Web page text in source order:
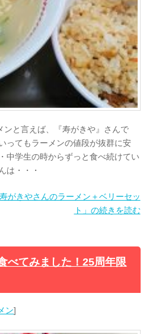
と言えば、『寿がきや』さんで
ってもラーメンの値段が抜群に安
中学生の時からずっと食べ続けてい
は・・・
がきやさんのラーメン＋ベリーセッ
ト」の続きを読む
べてみました！25周年限
ン]